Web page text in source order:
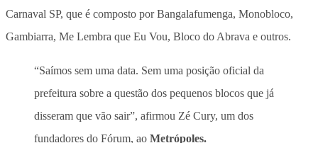
Carnaval SP, que é composto por Bangalafumenga, Monobloco,
Gambiarra, Me Lembra que Eu Vou, Bloco do Abrava e outros.
“Saímos sem uma data. Sem uma posição oficial da
prefeitura sobre a questão dos pequenos blocos que já
disseram que vão sair”, afirmou Zé Cury, um dos
fundadores do Fórum, ao Metrópoles.